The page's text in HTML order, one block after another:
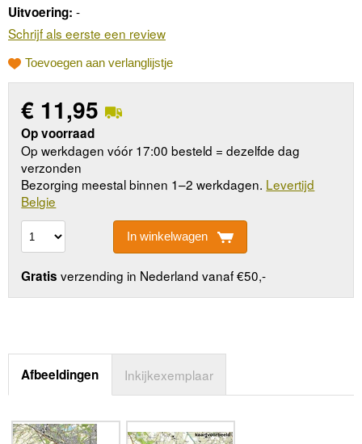
Uitvoering: -
Schrijf als eerste een review
Toevoegen aan verlanglijstje
€ 11,95
Op voorraad
Op werkdagen vóór 17:00 besteld = dezelfde dag
verzonden
Bezorging meestal binnen 1–2 werkdagen. Levertijd
Belgie
In winkelwagen
Gratis verzending in Nederland vanaf €50,-
Afbeeldingen Inkijkexemplaar